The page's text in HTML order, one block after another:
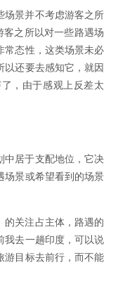
场景并不考虑游客之所
客之所以对一些路遇场
常态性，这类场景未必
以还要去感知它，就因
，由于感观上反差太
中居于支配地位，它决
场景或希望看到的场景
的关注占主体，路遇的
我去一趟印度，可以说
游目标去前行，而不能